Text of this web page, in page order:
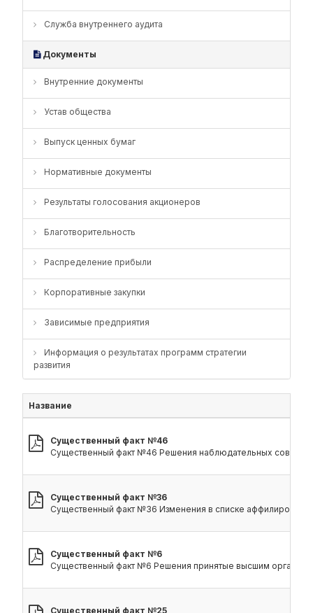
Служба внутреннего аудита
Документы
Внутренние документы
Устав общества
Выпуск ценных бумаг
Нормативные документы
Результаты голосования акционеров
Благотворительность
Распределение прибыли
Корпоративные закупки
Зависимые предприятия
Информация о результатах программ стратегии
развития
Название
Существенный факт №46
Существенный факт №46 Решения наблюдательных советов
Существенный факт №36
Существенный факт №36 Изменения в списке
Существенный факт №6
Существенный факт №6 Решения принятые высшим органом
Существенный факт №25